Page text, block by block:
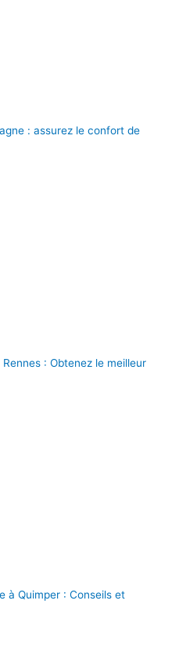
: assurez le confort de
: Obtenez le meilleur
à Quimper : Conseils et